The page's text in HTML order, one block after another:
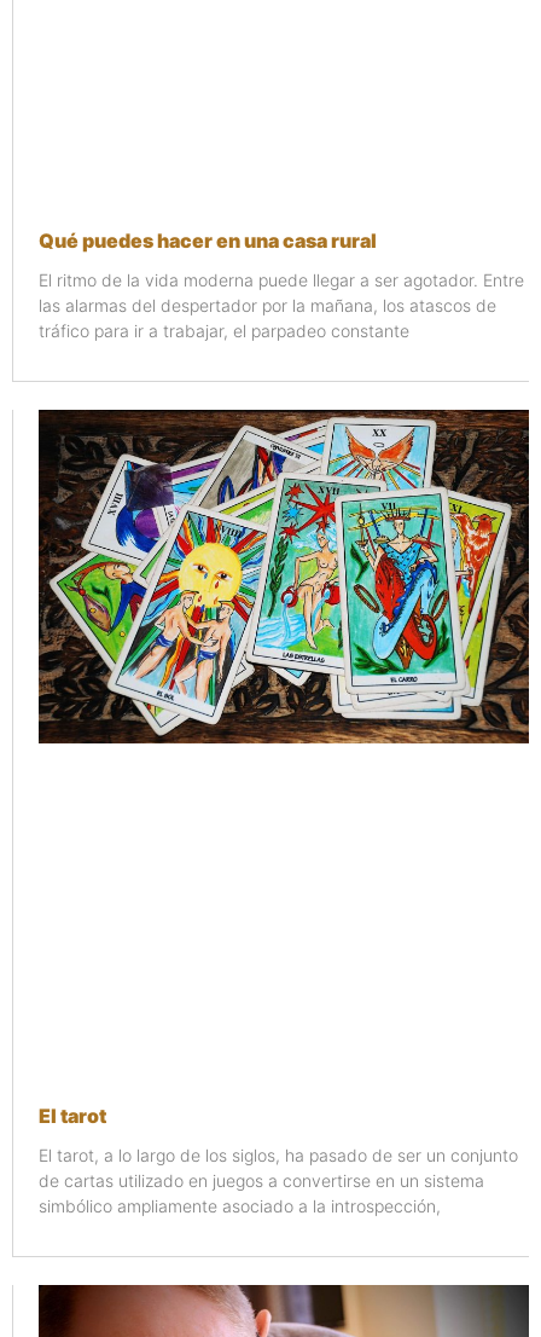
Qué puedes hacer en una casa rural
El ritmo de la vida moderna puede llegar a ser agotador. Entre
las alarmas del despertador por la mañana, los atascos de
tráfico para ir a trabajar, el parpadeo constante
El tarot
El tarot, a lo largo de los siglos, ha pasado de ser un conjunto
de cartas utilizado en juegos a convertirse en un sistema
simbólico ampliamente asociado a la introspección,